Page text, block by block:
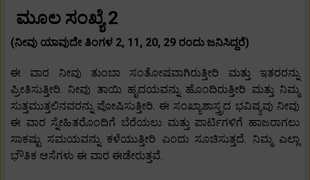
ಮೂಲ ಸಂಖ್ಯೆ 2
(ನೀವು ಯಾವುದೇ ತಿಂಗಳ 2, 11, 20, 29 ರಂದು ಜನಿಸಿದ್ದರೆ)
ಈ ವಾರ ನೀವು ತುಂಬಾ ಸಂತೋಷವಾಗಿರುತ್ತೀರಿ ಮತ್ತು ಇತರರನ್ನು
ಪ್ರೀತಿಸುತ್ತೀರಿ. ನೀವು ತಾಯಿ ಹೃದಯವನ್ನು ಹೊಂದಿರುತ್ತೀರಿ ಮತ್ತು ನಿಮ್ಮ
ಸುತ್ತಮುತ್ತಲಿನವರನ್ನು ಪೋಷಿಸುತ್ತೀರಿ. ಈ ಸಂಖ್ಯಾಶಾಸ್ತ್ರದ ಭವಿಷ್ಯವು ನೀವು
ಈ ವಾರ ಸ್ನೇಹಿತರೊಂದಿಗೆ ಬೆರೆಯಲು ಮತ್ತು ಪಾರ್ಟಿಗಳಿಗೆ ಹಾಜರಾಗಲು
ಸಾಕಷ್ಟು ಸಮಯವನ್ನು ಕಳೆಯುತ್ತೀರಿ ಎಂದು ಸೂಚಿಸುತ್ತದೆ. ನಿಮ್ಮ ಎಲ್ಲಾ
ಭೌತಿಕ ಆಸೆಗಳು ಈ ವಾರ ಈಡೇರುತ್ತವೆ.